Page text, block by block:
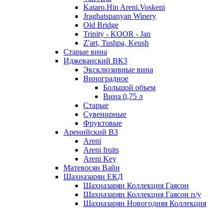
Kataro.Hin Areni.Voskeni
Jraghatspanyan Winery
Old Bridge
Trinity - KOOR - Jan
Z'art, Tushpa, Keush
Старые вина
Иджеванский ВК3
Эксклюзивные вина
Виноградное
Большой объем
Вина 0,75 л
Старые
Сувенирные
Фруктовые
Аренийский ВЗ
Areni
Areni fruits
Areni Key
Матевосян Вайн
Шахназарян ЕКД
Шахназарян Коллекция Гаясон
Шахназарян Коллекция Гаясон п/у
Шахназарян Новогодняя Коллекция